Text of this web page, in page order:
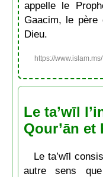
appelle le
Gaacim, le
Dieu.
https://
Le ta’wīl
Qour’ān et
Le ta’wīl
autre sens